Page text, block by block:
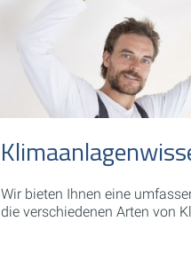
Wir bieten Ihnen eine
die verschiedenen Arten von